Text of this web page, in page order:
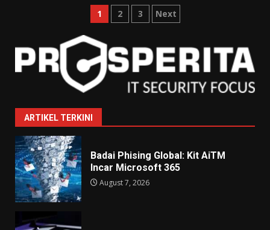
Posts
pagination
1 2 3 Next
ARTIKEL TERKINI
Badai Phising Global: Kit AiTM
Incar Microsoft 365
August 7, 2026